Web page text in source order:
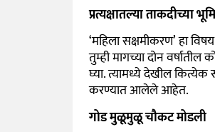
प्रत्यक्षातल्या ताकदीच्या
‘महिला सक्षमीकरण’हा
तुम्ही मागच्या दोन वर्षातील
घ्या. त्यामध्ये देखील
करण्यात आलेले आहेत.
गोड मुळूमुळू चौकट मोडली